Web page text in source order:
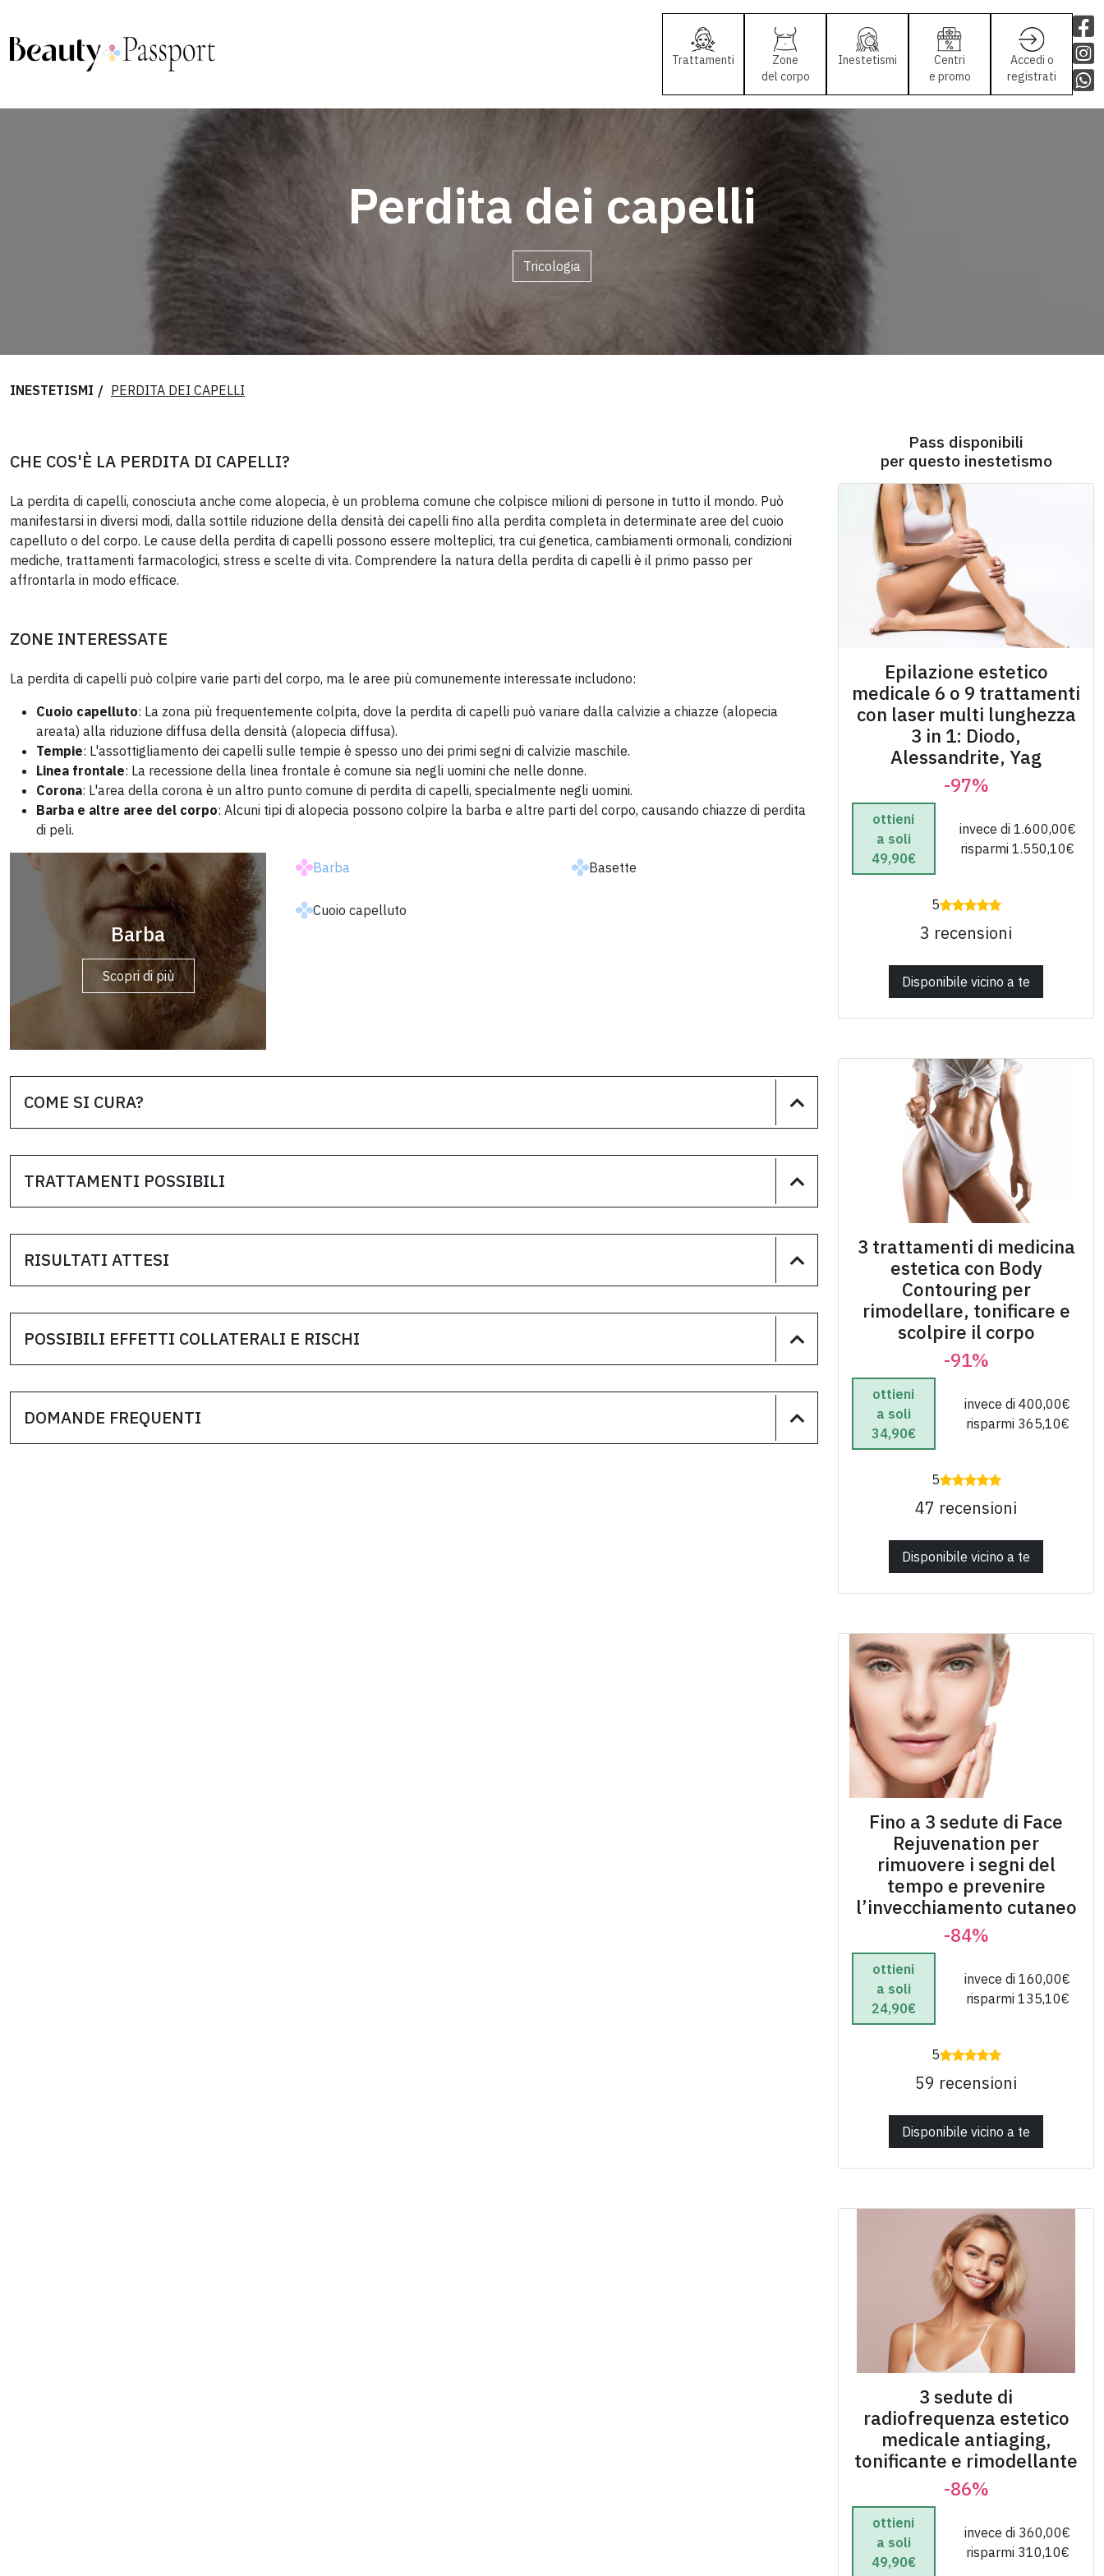
Trattamenti
Zone
del corpo
Inestetismi
Centri
e promo
Accedi o
registrati
Perdita dei capelli
Tricologia
INESTETISMI PERDITA DEI CAPELLI
CHE COS'È LA PERDITA DI CAPELLI?
La perdita di capelli, conosciuta anche come alopecia, è un problema comune che colpisce milioni di persone in tutto il mondo. Può
manifestarsi in diversi modi, dalla sottile riduzione della densità dei capelli fino alla perdita completa in determinate aree del cuoio
capelluto o del corpo. Le cause della perdita di capelli possono essere molteplici, tra cui genetica, cambiamenti ormonali, condizioni
mediche, trattamenti farmacologici, stress e scelte di vita. Comprendere la natura della perdita di capelli è il primo passo per
affrontarla in modo efficace.
ZONE INTERESSATE
La perdita di capelli può colpire varie parti del corpo, ma le aree più comunemente interessate includono:
Cuoio capelluto: La zona più frequentemente colpita, dove la perdita di capelli può variare dalla calvizie a chiazze (alopecia
areata) alla riduzione diffusa della densità (alopecia diffusa).
Tempie: L'assottigliamento dei capelli sulle tempie è spesso uno dei primi segni di calvizie maschile.
Linea frontale: La recessione della linea frontale è comune sia negli uomini che nelle donne.
Corona: L'area della corona è un altro punto comune di perdita di capelli, specialmente negli uomini.
Barba e altre aree del corpo: Alcuni tipi di alopecia possono colpire la barba e altre parti del corpo, causando chiazze di perdita
di peli.
Barba
Scopri di più
Basette
Scopri di più
Barba Basette
Cuoio capelluto
COME SI CURA?
TRATTAMENTI POSSIBILI
RISULTATI ATTESI
POSSIBILI EFFETTI COLLATERALI E RISCHI
DOMANDE FREQUENTI
Pass disponibili
per questo inestetismo
Epilazione estetico
medicale 6 o 9 trattamenti
con laser mu​lti lunghezza
3 in 1: Diodo,
Alessandrite, Yag
-97%
ottieni
a soli
49,90€
invece di 1.600,00€
risparmi 1.550,10€
5
3 recensioni
Disponibile vicino a te
3 trattamenti di medicina
estetica con Body
Contouring per
rimodellare, tonificare e
scolpire il corpo
-91%
ottieni
a soli
34,90€
invece di 400,00€
risparmi 365,10€
5
47 recensioni
Disponibile vicino a te
Fino a 3 sedute di Face
Rejuvenation per
rimuovere i segni del
tempo e prevenire
l’invecchiamento cutaneo
-84%
ottieni
a soli
24,90€
invece di 160,00€
risparmi 135,10€
5
59 recensioni
Disponibile vicino a te
3 sedute di
radiofrequenza estetico
medicale antiaging,
tonificante e rimodellante
-86%
ottieni
a soli
49,90€
invece di 360,00€
risparmi 310,10€